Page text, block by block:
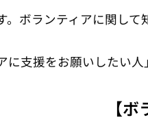
ボランティアに関し
に支援をお願いしたい
【